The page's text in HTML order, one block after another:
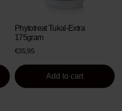
Phytotreat Tukal-Extra
175gram
€35,95
Add to cart